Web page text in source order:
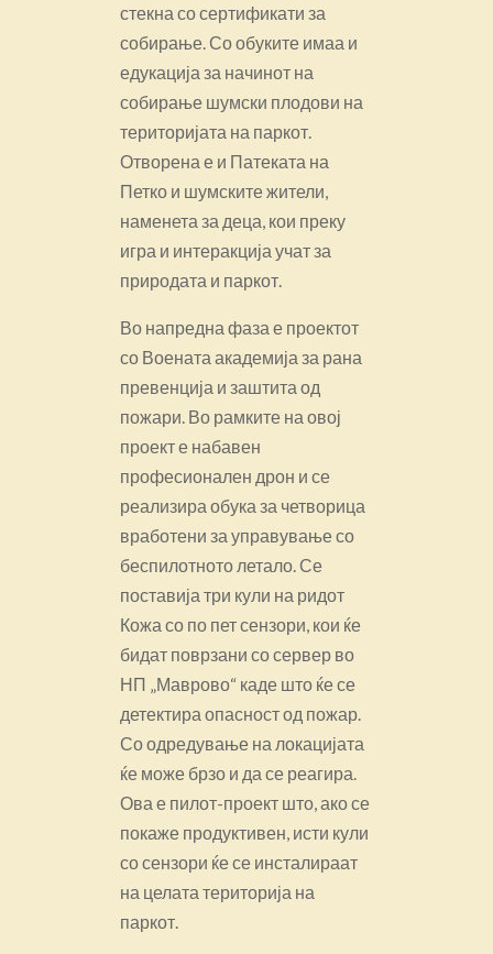
стекна со сертификати за
собирање. Со обуките имаа и
едукација за начинот на
собирање шумски плодови на
територијата на паркот.
Отворена е и Патеката на
Петко и шумските жители,
наменета за деца, кои преку
игра и интеракција учат за
природата и паркот.
Во напредна фаза е проектот
со Воената академија за рана
превенција и заштита од
пожари. Во рамките на овој
проект е набавен
професионален дрон и се
реализира обука за четворица
вработени за управување со
беспилотното летало. Се
поставија три кули на ридот
Кожа со по пет сензори, кои ќе
бидат поврзани со сервер во
НП „Маврово“ каде што ќе се
детектира опасност од пожар.
Со одредување на локацијата
ќе може брзо и да се реагира.
Ова е пилот-проект што, ако се
покаже продуктивен, исти кули
со сензори ќе се инсталираат
на целата територија на
паркот.